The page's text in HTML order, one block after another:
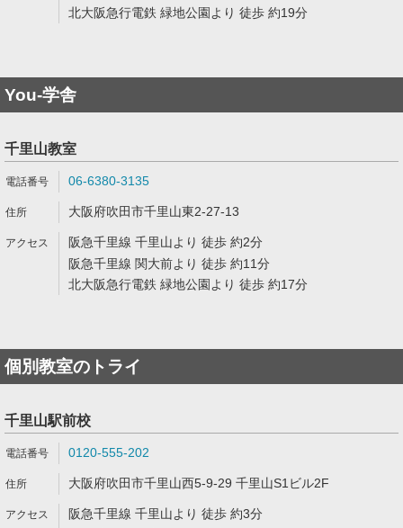
北大阪急行電鉄 緑地公園より 徒歩 約19分
You-学舎
千里山教室
06-6380-3135
大阪府吹田市千里山東2-27-13
阪急千里線 千里山より 徒歩 約2分
阪急千里線 関大前より 徒歩 約11分
北大阪急行電鉄 緑地公園より 徒歩 約17分
個別教室のトライ
千里山駅前校
0120-555-202
大阪府吹田市千里山西5-9-29 千里山S1ビル2F
阪急千里線 千里山より 徒歩 約3分